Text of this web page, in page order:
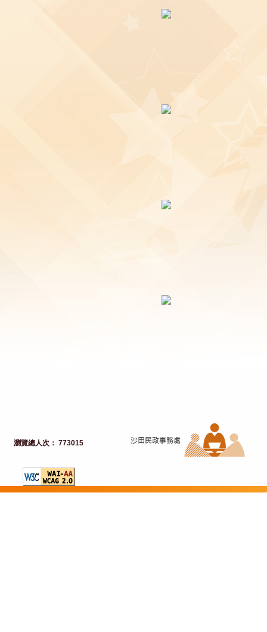
瀏覽總人次： 773015